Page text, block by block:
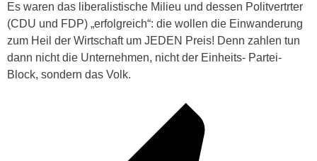
Es waren das liberalistische Milieu und dessen Politvertrter
(CDU und FDP) „erfolgreich“: die wollen die Einwanderung
zum Heil der Wirtschaft um JEDEN Preis! Denn zahlen tun
dann nicht die Unternehmen, nicht der Einheits- Partei-
Block, sondern das Volk.